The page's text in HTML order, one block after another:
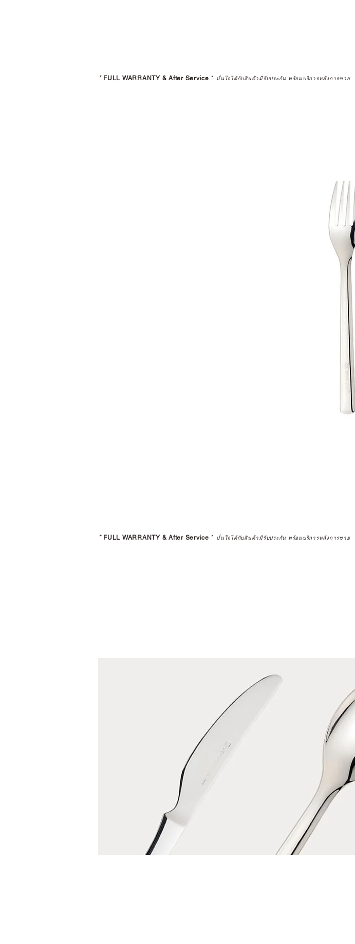
* FULL WARRANTY & After Service * มั่นใจได้กับสินค้ามีรับประกัน พร้อมบริการหลังการขาย
* FULL WARRANTY & After Service * มั่นใจได้กับสินค้ามีรับประกัน พร้อมบริการหลังการขาย